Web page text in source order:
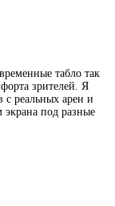
табло так
зрителей. Я
с реальных арен и
под разные